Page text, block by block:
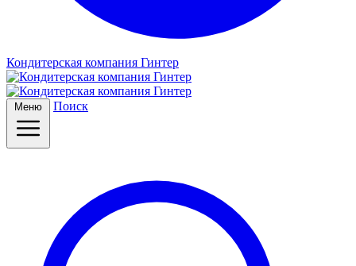
Кондитерская компания Гинтер
Меню Поиск